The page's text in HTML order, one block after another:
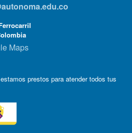
Maps
prestos para atender todos tus